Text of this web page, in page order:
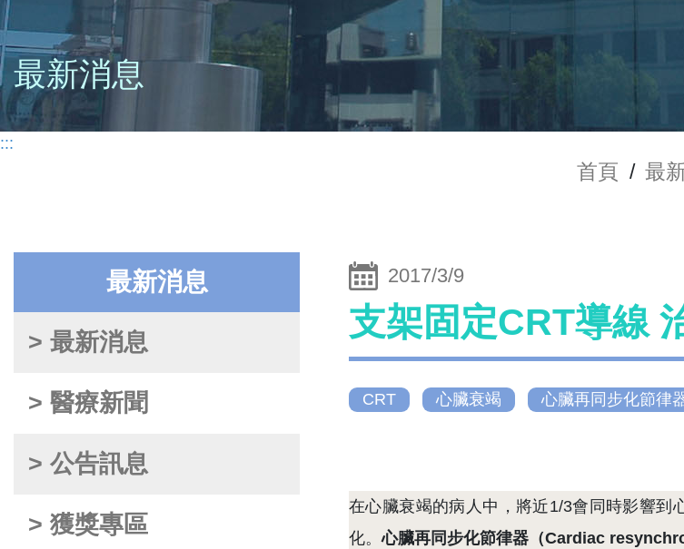
最新消息
:::
首頁 / 最
最新消息
> 最新消息
> 醫療新聞
> 公告訊息
> 獲獎專區
2017/3/9
支架固定CRT導線
CRT 心臟衰竭 心臟再同步化節律
在心臟衰竭的病人中，將近1/3會同時影響到
化。心臟再同步化節律器（Cardiac